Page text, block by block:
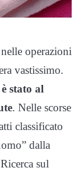
operazioni
vastissimo.
stato al
. Nelle scorse
classificato
dalla
sul